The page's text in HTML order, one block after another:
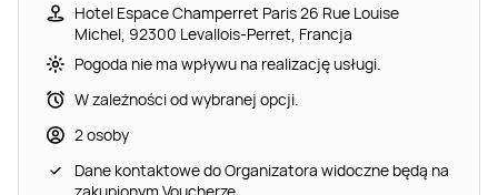
Hotel Espace Champerret Paris 26 Rue Louise
Michel, 92300 Levallois-Perret, Francja
Pogoda nie ma wpływu na realizację usługi.
W zależności od wybranej opcji.
2 osoby
Dane kontaktowe do Organizatora widoczne będą na